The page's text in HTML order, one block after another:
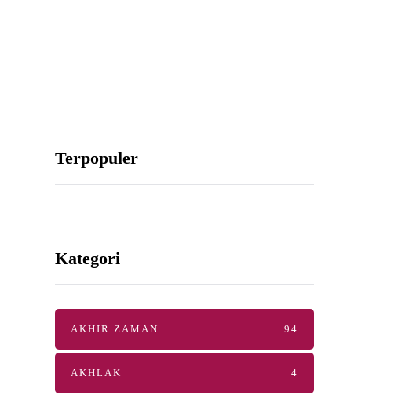
Terpopuler
Kategori
AKHIR ZAMAN 94
AKHLAK 4